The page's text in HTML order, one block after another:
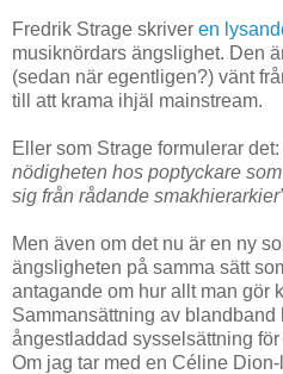
Fredrik Strage skriver en
musiknördars ängslighet. Den
(sedan när egentligen?) vänt
till att krama ihjäl mainstream.
Eller som Strage formulerar det:
nödigheten hos poptyckare
sig från rådande
Men även om det nu är en ny
ängsligheten på samma sätt
antagande om hur allt man gör
Sammansättning av blandband
ångestladdad sysselsättning
Om jag tar med en Céline